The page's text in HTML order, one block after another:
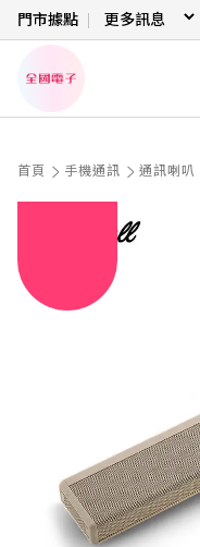
門市據點
首頁 手機通訊 通訊喇叭